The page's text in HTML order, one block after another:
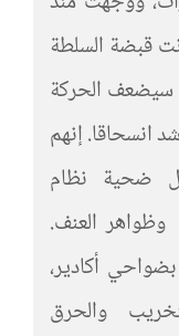
قبضة السلطة
سيضعف الحركة
انسحاقا. إنهم
ضحية نظام
وظواهر العنف.
أكادير،
والحرق